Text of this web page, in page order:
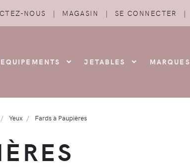
NOUS | MAGASIN | SE CONNECTER |
EQUIPEMENTS JETABLES MARQUES
Yeux Fards à Paupières